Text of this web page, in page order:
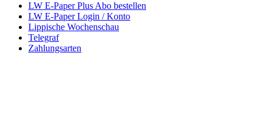
LW E-Paper Plus Abo bestellen
LW E-Paper Login / Konto
Lippische Wochenschau
Telegraf
Zahlungsarten